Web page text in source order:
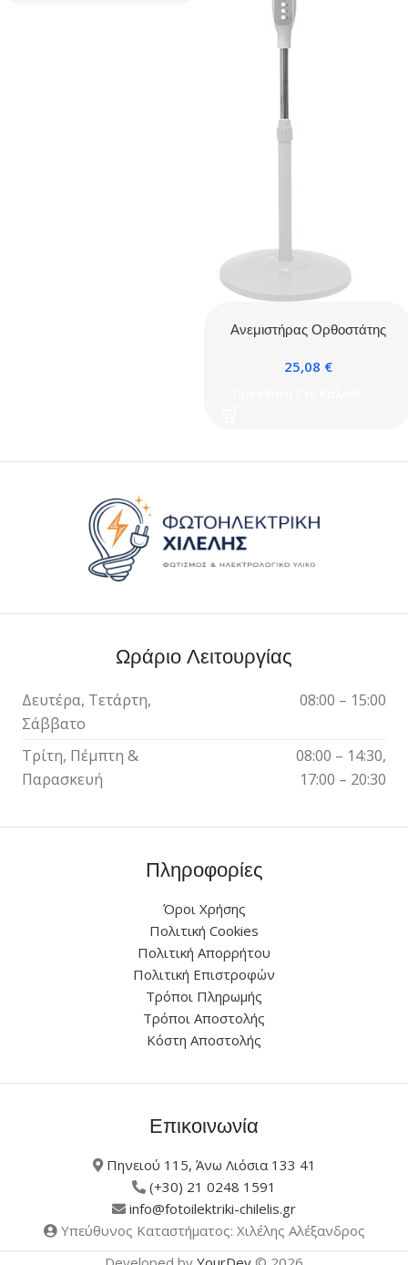
Ανεμιστήρας Ορθοστάτης
40εκ Με 5 Πτερύγια, Brand
25,08 €
Ωράριο Λειτουργίας
Δευτέρα, Τετάρτη,
Σάββατο
08:00 – 15:00
Τρίτη, Πέμπτη &
Παρασκευή
08:00 – 14:30,
17:00 – 20:30
Πληροφορίες
Όροι Χρήσης
Πολιτική Cookies
Πολιτική Απορρήτου
Πολιτική Επιστροφών
Τρόποι Πληρωμής
Τρόποι Αποστολής
Κόστη Αποστολής
Επικοινωνία
Πηνειού 115, Άνω Λιόσια 133 41
(+30) 21 0248 1591
info@fotoilektriki-chilelis.gr
Υπεύθυνος Καταστήματος: Χιλέλης Αλέξανδρος